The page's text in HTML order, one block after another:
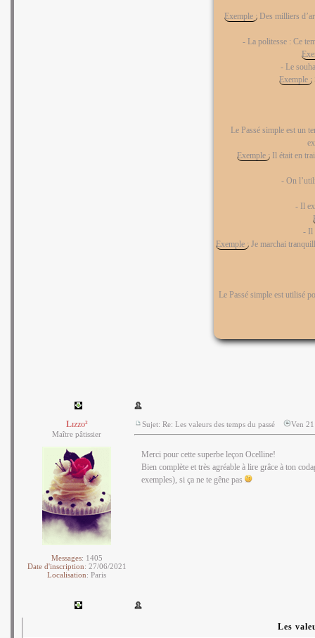
Exemple :Des milliers
- La politesse : Ce
- Le
Exemple :
Le Passé simple est un
Exemple :Il était en
- On
- Il
- Il
Exemple : Je marchai
Le Passé simple est utilisé
Lizzo²
Maître pâtissier
Messages: 1405
Date d'inscription: 27/06/2021
Localisation: Paris
Sujet: Re: Les valeurs des temps du passé Ven
Merci pour cette superbe leçon Ocelline!
Bien complète et très agréable à lire grâce à ton
exemples), si ça ne te gêne pas
Les